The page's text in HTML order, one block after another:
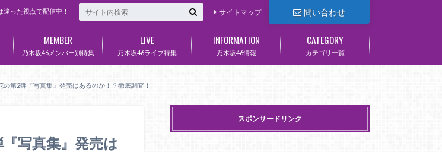
った視点で配信中！ 問い合わせ
サイトマップ
乃木坂46メンバー別特集
MEMBER
乃木坂46ライブ特集
LIVE
乃木坂46情報
INFORMATION
カテゴリ一覧
CATEGORY
の第2弾『写真集』発売はあるのか！？徹底調査！
写真集』発売は
スポンサードリンク